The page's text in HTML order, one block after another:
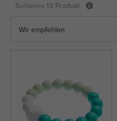
Sortieren 13 Produkt